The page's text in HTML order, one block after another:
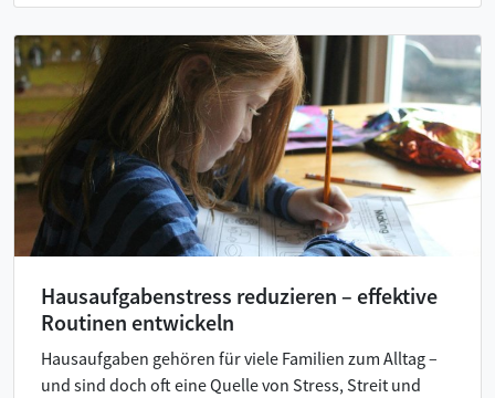
Hausaufgabenstress reduzieren – effektive
Routinen entwickeln
Hausaufgaben gehören für viele Familien zum Alltag –
und sind doch oft eine Quelle von Stress, Streit und